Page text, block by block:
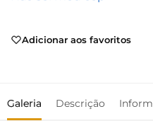
Adicionar aos favoritos
Galeria Descrição